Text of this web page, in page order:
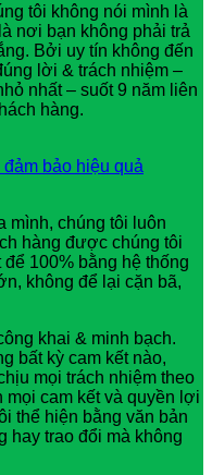
tôi không nói mình là
nơi bạn không phải trả
Bởi uy tín không đến
lời & trách nhiệm –
nhất – suốt 9 năm liên
hàng.
bảo hiệu quả
mình, chúng tôi luôn
hàng được chúng tôi
100% bằng hệ thống
không để lại cặn bã,
khai & minh bạch.
bất kỳ cam kết nào,
mọi trách nhiệm theo
mọi cam kết và quyền lợi
thể hiện bằng văn bản
hay trao đổi mà không